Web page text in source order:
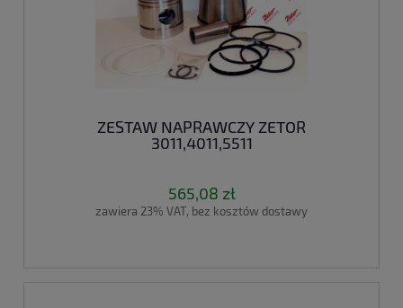
ZESTAW NAPRAWCZY ZETOR
3011,4011,5511
565,08 zł
zawiera 23% VAT, bez kosztów dostawy